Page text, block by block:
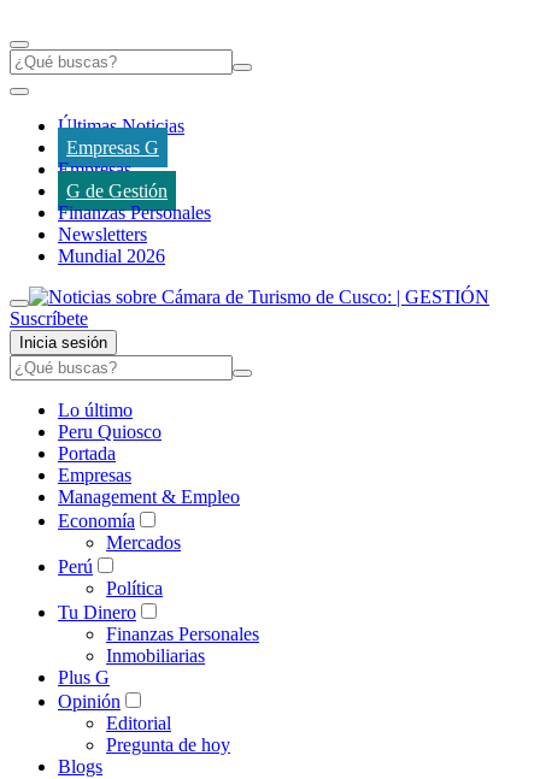
Últimas Noticias
Empresas G
Empresas
G de Gestión
Finanzas Personales
Newsletters
Mundial 2026
Suscríbete
Inicia sesión
Lo último
Peru Quiosco
Portada
Empresas
Management & Empleo
Economía
Mercados
Perú
Política
Tu Dinero
Finanzas Personales
Inmobiliarias
Plus G
Opinión
Editorial
Pregunta de hoy
Blogs